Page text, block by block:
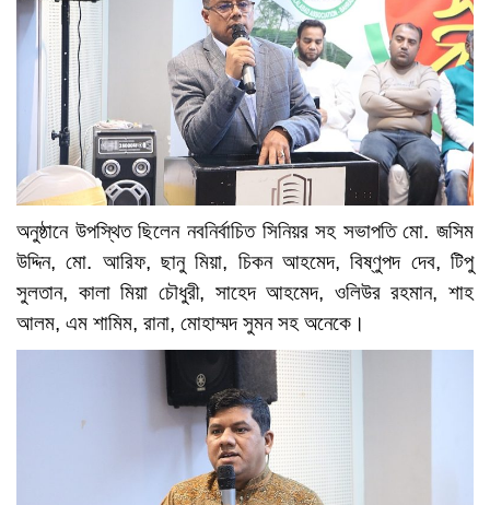
অনুষ্ঠানে উপস্থিত ছিলেন নবনির্বাচিত সিনিয়র সহ সভাপতি মো. জসিম
উদ্দিন, মো. আরিফ, ছানু মিয়া, চিকন আহমেদ, বিষ্ণুপদ দেব, টিপু
সুলতান, কালা মিয়া চৌধুরী, সাহেদ আহমেদ, ওলিউর রহমান, শাহ
আলম, এম শামিম, রানা, মোহাম্মদ সুমন সহ অনেকে।